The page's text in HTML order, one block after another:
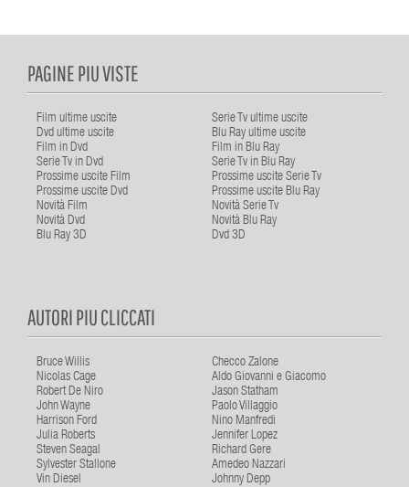
PAGINE PIU VISTE
Film ultime uscite
Serie Tv ultime uscite
Dvd ultime uscite
Blu Ray ultime uscite
Film in Dvd
Film in Blu Ray
Serie Tv in Dvd
Serie Tv in Blu Ray
Prossime uscite Film
Prossime uscite Serie Tv
Prossime uscite Dvd
Prossime uscite Blu Ray
Novità Film
Novità Serie Tv
Novità Dvd
Novità Blu Ray
Blu Ray 3D
Dvd 3D
AUTORI PIU CLICCATI
Bruce Willis
Checco Zalone
Nicolas Cage
Aldo Giovanni e Giacomo
Robert De Niro
Jason Statham
John Wayne
Paolo Villaggio
Harrison Ford
Nino Manfredi
Julia Roberts
Jennifer Lopez
Steven Seagal
Richard Gere
Sylvester Stallone
Amedeo Nazzari
Vin Diesel
Johnny Depp